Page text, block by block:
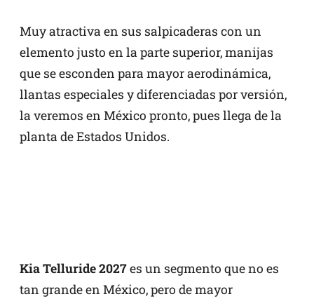
Muy atractiva en sus salpicaderas con un
elemento justo en la parte superior, manijas
que se esconden para mayor aerodinámica,
llantas especiales y diferenciadas por versión,
la veremos en México pronto, pues llega de la
planta de Estados Unidos.
Kia Telluride 2027es un segmento que no es
tan grande en México, pero de mayor